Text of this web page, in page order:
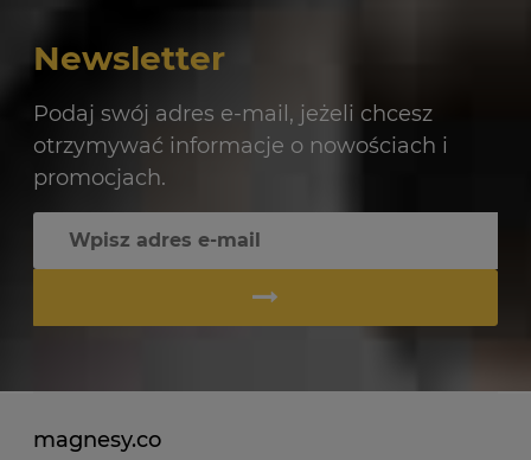
Newsletter
Podaj swój adres e-mail, jeżeli chcesz
otrzymywać informacje o nowościach i
promocjach.
magnesy.co